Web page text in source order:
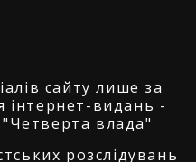
сайту лише за
інтернет-видань -
"Четверта влада"
розслідувань